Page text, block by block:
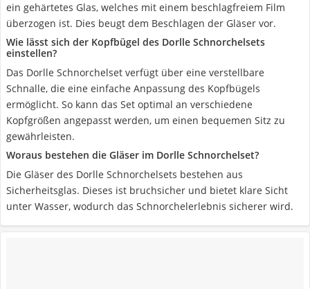
ein gehärtetes Glas, welches mit einem beschlagfreiem Film
überzogen ist. Dies beugt dem Beschlagen der Gläser vor.
Wie lässt sich der Kopfbügel des Dorlle Schnorchelsets
einstellen?
Das Dorlle Schnorchelset verfügt über eine verstellbare
Schnalle, die eine einfache Anpassung des Kopfbügels
ermöglicht. So kann das Set optimal an verschiedene
Kopfgrößen angepasst werden, um einen bequemen Sitz zu
gewährleisten.
Woraus bestehen die Gläser im Dorlle Schnorchelset?
Die Gläser des Dorlle Schnorchelsets bestehen aus
Sicherheitsglas. Dieses ist bruchsicher und bietet klare Sicht
unter Wasser, wodurch das Schnorchelerlebnis sicherer wird.